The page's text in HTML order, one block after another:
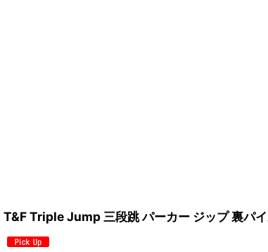
T&F Triple Jump 三段跳 パーカー ジップ 裏パ